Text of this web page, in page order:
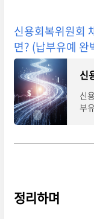
신용회복위원회
면? (납부유예 완
신
부
정리하며